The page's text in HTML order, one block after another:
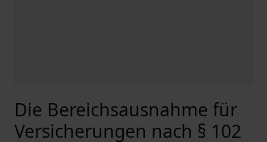
Die Bereichsausnahme für
Versicherungen nach § 102